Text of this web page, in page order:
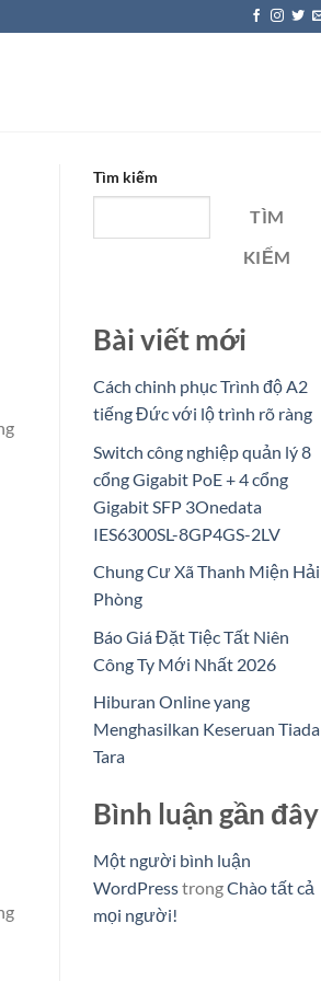
Tìm kiếm
TÌM
KIẾM
Bài viết mới
Cách chinh phục Trình độ A2
tiếng Đức với lộ trình rõ ràng
Switch công nghiệp quản lý 8
cổng Gigabit PoE + 4 cổng
Gigabit SFP 3Onedata
IES6300SL-8GP4GS-2LV
Chung Cư Xã Thanh Miện Hải
Phòng
Báo Giá Đặt Tiệc Tất Niên
Công Ty Mới Nhất 2026
Hiburan Online yang
Menghasilkan Keseruan Tiada
Tara
Bình luận gần đây
Một người bình luận
WordPresstrongChào tất cả
mọi người!